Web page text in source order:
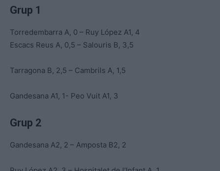
Grup 1
Torredembarra A, 0 – Ruy López A1, 4
Escacs Reus A, 0,5 – Salouris B, 3,5
Tarragona B, 2,5 – Cambrils A, 1,5
Gandesana A1, 1- Peo Vuit A1, 3
Grup 2
Gandesana A2, 2 – Amposta B2, 2